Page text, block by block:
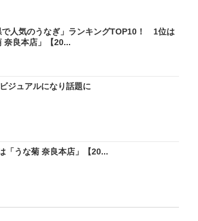
で人気のうなぎ」ランキングTOP10！ 1位は
奈良本店」【20...
ジュアルになり話題に
「うな菊 奈良本店」【20...